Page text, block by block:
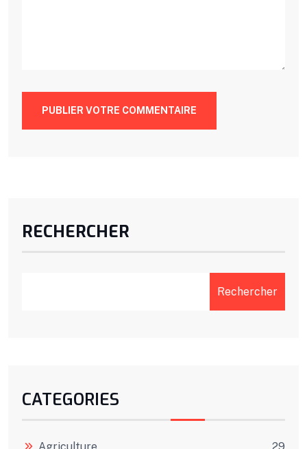
PUBLIER VOTRE COMMENTAIRE
RECHERCHER
Rechercher
CATEGORIES